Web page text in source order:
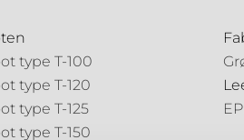
type T-100
type T-120
type T-125
type T-150